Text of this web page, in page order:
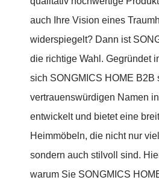
auch Ihre Vision eines
widerspiegelt? Dann ist
die richtige Wahl. Gegründet
sich SONGMICS HOME B2B
vertrauenswürdigen Namen
entwickelt und bietet eine
Heimmöbeln, die nicht nur
sondern auch stilvoll sind.
warum Sie SONGMICS